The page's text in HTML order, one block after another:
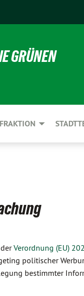
GRÜNEN
Verordnung (EU)
politischer
bestimmter